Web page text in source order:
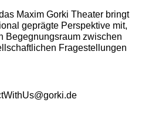
Maxim Gorki Theater bringt
geprägte Perspektive mit,
Begegnungsraum zwischen
Fragestellungen